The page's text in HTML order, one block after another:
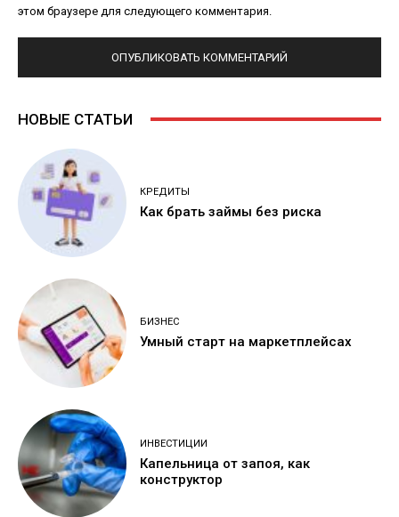
этом браузере для следующего комментария.
НОВЫЕ СТАТЬИ
КРЕДИТЫ
Как брать займы без риска
БИЗНЕС
Умный старт на маркетплейсах
ИНВЕСТИЦИИ
Капельница от запоя, как
конструктор